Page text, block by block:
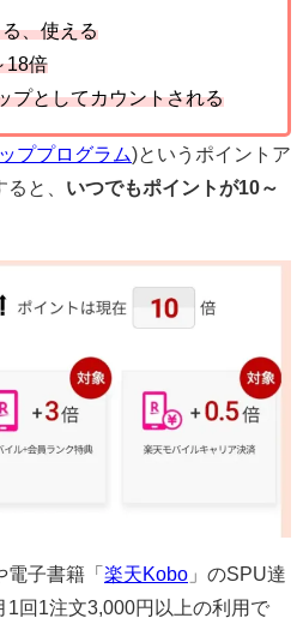
、使える
18倍
プとしてカウントされる
ププログラム)というポイントア
と、 いつでもポイントが10～
子書籍「 楽天Kobo 」のSPU達
1回1注文3,000円以上の利用で